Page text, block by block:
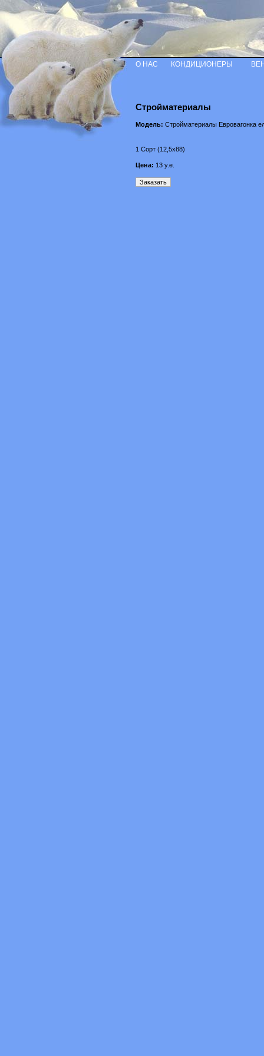
Стройматериалы
Модель: Стройматериалы Евровагонка
1 Сорт (12,5х88)
Цена: 13 у.е.
О НАС КОНДИЦИОНЕРЫ